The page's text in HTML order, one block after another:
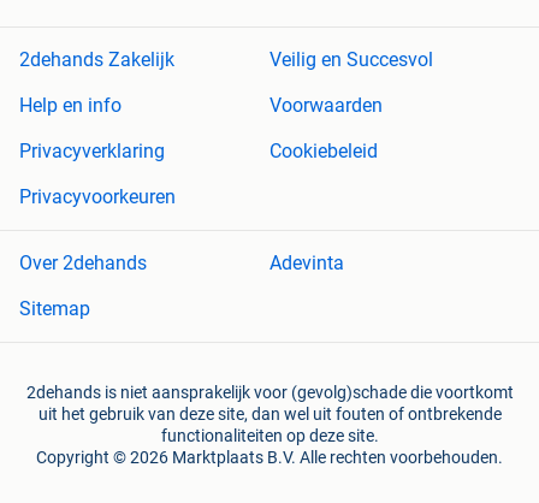
2dehands Zakelijk
Veilig en Succesvol
Help en info
Voorwaarden
Privacyverklaring
Cookiebeleid
Privacyvoorkeuren
Over 2dehands
Adevinta
Sitemap
2dehands is niet aansprakelijk voor (gevolg)schade die voortkomt
uit het gebruik van deze site, dan wel uit fouten of ontbrekende
functionaliteiten op deze site.
Copyright © 2026 Marktplaats B.V. Alle rechten voorbehouden.